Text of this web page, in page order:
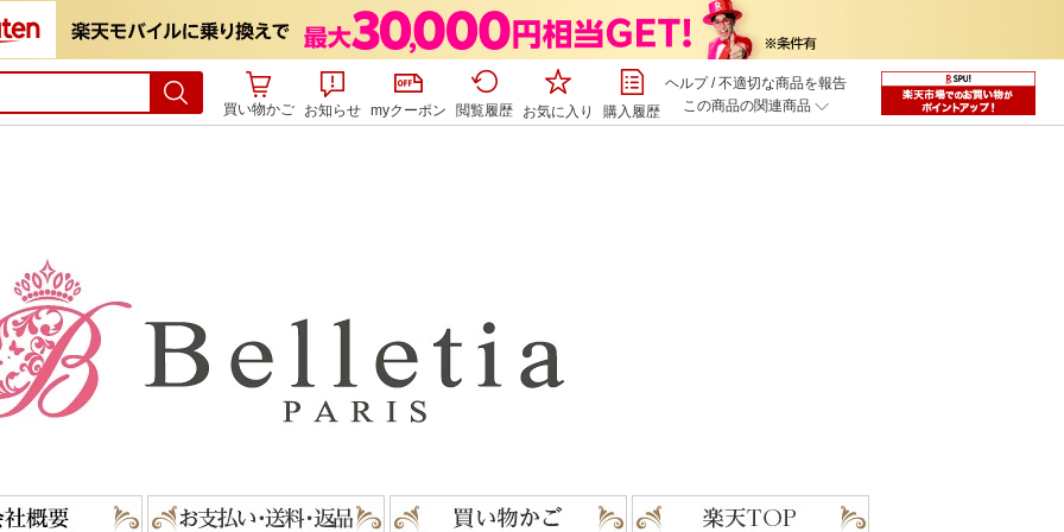
買い物かご お知らせ myクーポン 閲覧履歴 お気に入り 購入履歴
ヘルプ/不適切な商品を報告
この商品の関連商品